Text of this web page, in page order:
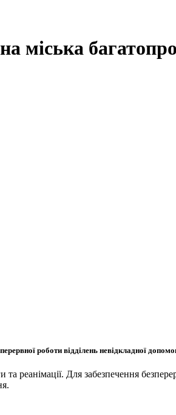
міська
роботи відділень невідкладної
та реанімації. Для забезпечення